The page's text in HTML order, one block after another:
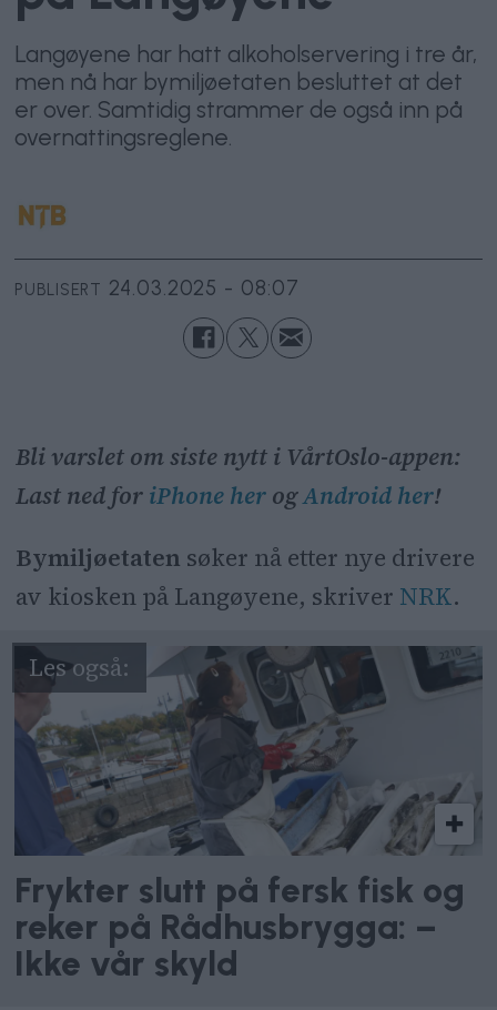
Langøyene har hatt alkoholservering i tre år,
men nå har bymiljøetaten besluttet at det
er over. Samtidig strammer de også inn på
overnattingsreglene.
PUBLISERT 24.03.2025 - 08:07
Bli varslet om siste nytt i VårtOslo-appen:
Last ned for iPhone herogAndroid her!
Bymiljøetaten søker nå etter nye drivere
av kiosken på Langøyene, skriver NRK.
Frykter slutt på fersk fisk og
reker på Rådhusbrygga: –
Ikke vår skyld